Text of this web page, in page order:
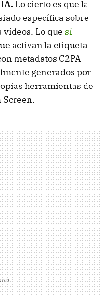
Lo cierto es que la
específica sobre
vídeos. Lo que sí
activan la etiqueta
metadatos C2PA
generados por
herramientas de
Screen.